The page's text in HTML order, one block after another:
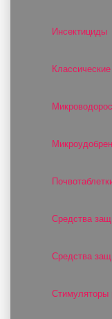
Инсектициды
Средства
Средства
Стимуляторы